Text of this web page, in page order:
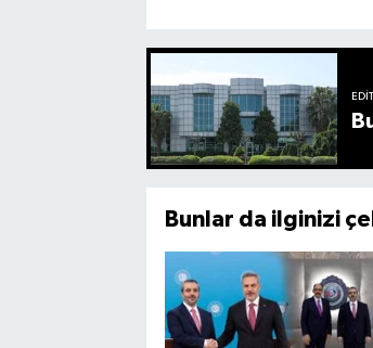
Bunlar da ilginizi